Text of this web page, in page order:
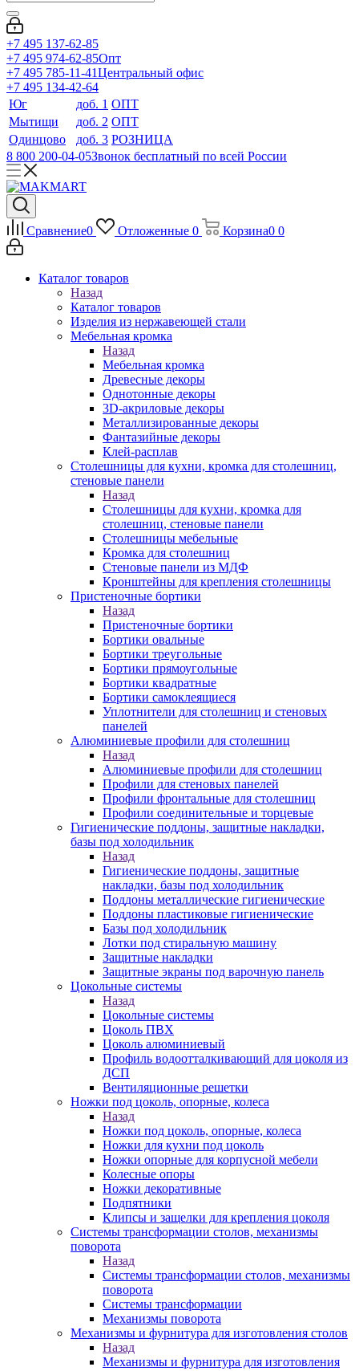
+7 495 137-62-85
+7 495 974-62-85Опт
+7 495 785-11-41Центральный офис
+7 495 134-42-64
Юг
доб. 1 ОПТ
Мытищи
доб. 2 ОПТ
Одинцово
доб. 3 РОЗНИЦА
8 800 200-04-05Звонок бесплатный по всей России
Сравнение0 Отложенные 0 Корзина0 0
Каталог товаров
Назад
Каталог товаров
Изделия из нержавеющей стали
Мебельная кромка
Назад
Мебельная кромка
Древесные декоры
Однотонные декоры
3D-акриловые декоры
Металлизированные декоры
Фантазийные декоры
Клей-расплав
Столешницы для кухни, кромка для столешниц,
стеновые панели
Назад
Столешницы для кухни, кромка для
столешниц, стеновые панели
Столешницы мебельные
Кромка для столешниц
Стеновые панели из МДФ
Кронштейны для крепления столешницы
Пристеночные бортики
Назад
Пристеночные бортики
Бортики овальные
Бортики треугольные
Бортики прямоугольные
Бортики квадратные
Бортики самоклеящиеся
Уплотнители для столешниц и стеновых
панелей
Алюминиевые профили для столешниц
Назад
Алюминиевые профили для столешниц
Профили для стеновых панелей
Профили фронтальные для столешниц
Профили соединительные и торцевые
Гигиенические поддоны, защитные накладки,
базы под холодильник
Назад
Гигиенические поддоны, защитные
накладки, базы под холодильник
Поддоны металлические гигиенические
Поддоны пластиковые гигиенические
Базы под холодильник
Лотки под стиральную машину
Защитные накладки
Защитные экраны под варочную панель
Цокольные системы
Назад
Цокольные системы
Цоколь ПВХ
Цоколь алюминиевый
Профиль водоотталкивающий для цоколя из
ДСП
Вентиляционные решетки
Ножки под цоколь, опорные, колеса
Назад
Ножки под цоколь, опорные, колеса
Ножки для кухни под цоколь
Ножки опорные для корпусной мебели
Колесные опоры
Ножки декоративные
Подпятники
Клипсы и защелки для крепления цоколя
Системы трансформации столов, механизмы
поворота
Назад
Системы трансформации столов, механизмы
поворота
Системы трансформации
Механизмы поворота
Механизмы и фурнитура для изготовления столов
Назад
Механизмы и фурнитура для изготовления